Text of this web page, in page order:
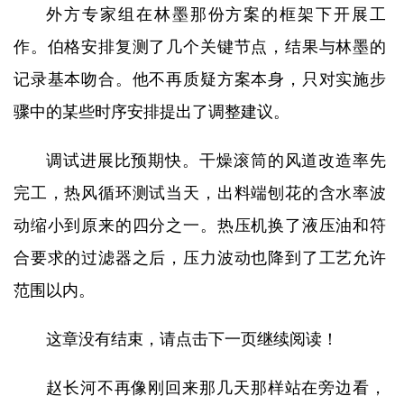
外方专家组在林墨那份方案的框架下开展工
作。伯格安排复测了几个关键节点，结果与林墨的
记录基本吻合。他不再质疑方案本身，只对实施步
骤中的某些时序安排提出了调整建议。
调试进展比预期快。干燥滚筒的风道改造率先
完工，热风循环测试当天，出料端刨花的含水率波
动缩小到原来的四分之一。热压机换了液压油和符
合要求的过滤器之后，压力波动也降到了工艺允许
范围以内。
这章没有结束，请点击下一页继续阅读！
赵长河不再像刚回来那几天那样站在旁边看，